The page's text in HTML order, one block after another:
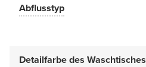
Abflusstyp
Detailfarbe des Waschtisches